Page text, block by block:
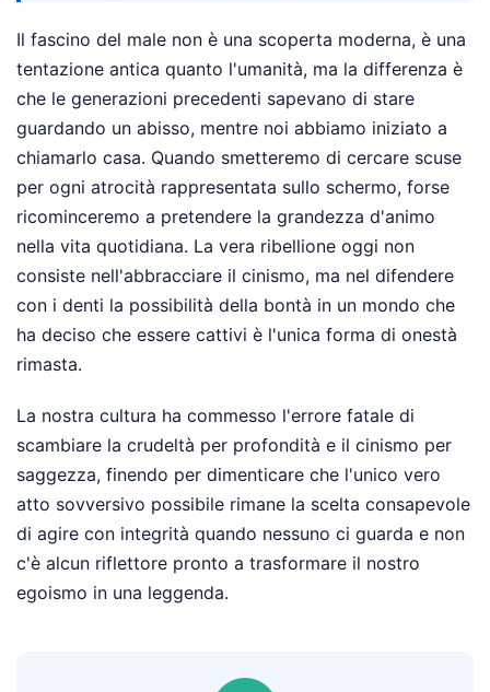
Il fascino del male non è una scoperta moderna, è una
tentazione antica quanto l'umanità, ma la differenza è
che le generazioni precedenti sapevano di stare
guardando un abisso, mentre noi abbiamo iniziato a
chiamarlo casa. Quando smetteremo di cercare scuse
per ogni atrocità rappresentata sullo schermo, forse
ricominceremo a pretendere la grandezza d'animo
nella vita quotidiana. La vera ribellione oggi non
consiste nell'abbracciare il cinismo, ma nel difendere
con i denti la possibilità della bontà in un mondo che
ha deciso che essere cattivi è l'unica forma di onestà
rimasta.
La nostra cultura ha commesso l'errore fatale di
scambiare la crudeltà per profondità e il cinismo per
saggezza, finendo per dimenticare che l'unico vero
atto sovversivo possibile rimane la scelta consapevole
di agire con integrità quando nessuno ci guarda e non
c'è alcun riflettore pronto a trasformare il nostro
egoismo in una leggenda.